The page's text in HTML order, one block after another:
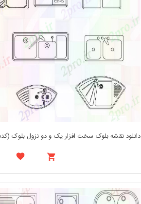
دانلود نقشه بلوک سخت افزار یک و دو نزول بلوک (کد48565)